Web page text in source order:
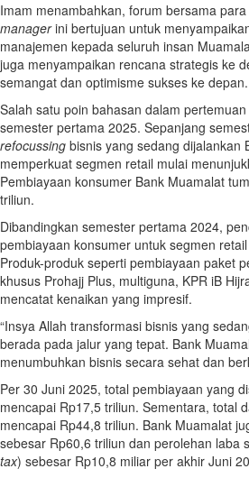
Imam menambahkan, forum bersama para
managerini bertujuan untuk
manajemen kepada seluruh insan
juga menyampaikan rencana strategis ke
semangat dan optimisme sukses ke depan.
Salah satu poin bahasan dalam
semester pertama 2025. Sepanjang
refocussing bisnis yang sedang dijalankan
memperkuat segmen retail mulai
Pembiayaan konsumer Bank Muamalat
triliun.
Dibandingkan semester pertama 2024,
pembiayaan konsumer untuk segmen
Produk-produk seperti pembiayaan paket
khusus Prohajj Plus, multiguna, KPR iB
mencatat kenaikan yang impresif.
“Insya Allah transformasi bisnis yang
berada pada jalur yang tepat. Bank
menumbuhkan bisnis secara sehat dan
Per 30 Juni 2025, total pembiayaan yang
mencapai Rp17,5 triliun. Sementara, total
mencapai Rp44,8 triliun. Bank Muamalat
sebesar Rp60,6 triliun dan perolehan laba
tax) sebesar Rp10,8 miliar per akhir Juni